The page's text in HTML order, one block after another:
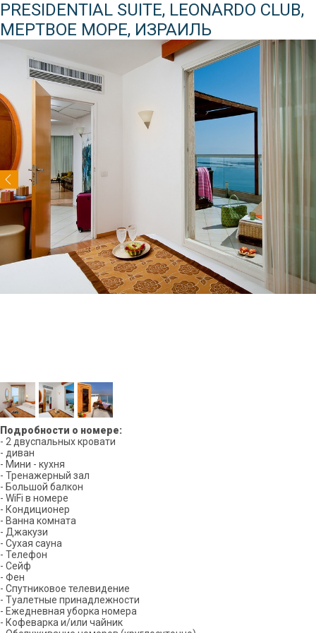
PRESIDENTIAL SUITE, LEONARDO CLUB,
МЕРТВОЕ МОРЕ, ИЗРАИЛЬ
Подробности о номере:
- 2 двуспальных кровати
- диван
- Мини - кухня
- Тренажерный зал
- Большой балкон
- WiFi в номере
- Кондиционер
- Ванна комната
- Джакузи
- Сухая сауна
- Телефон
- Сейф
- Фен
- Спутниковое телевидение
- Туалетные принадлежности
- Ежедневная уборка номера
- Кофеварка и/или чайник